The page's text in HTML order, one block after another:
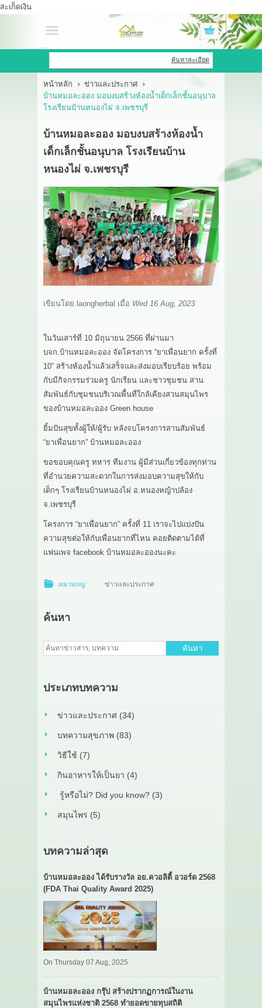
สะเก็ดเงิน
เข้าสู่ระบบ สมัครสมาชิก
สินค้าที่สนใจ( 0 )
OEM HUB
HERBBRIGHT WELLNESS
GREEN HOUSE
เกี่ยวกับเรา
ติดต่อเรา
ค้นหาละเอียด
หน้าหลัก
ข่าวและประกาศ
บ้านหมอละออง มอบงบสร้างห้องน้ำเด็กเล็กชั้นอนุบาล
โรงเรียนบ้านหนองไผ่ จ.เพชรบุรี
บ้านหมอละออง มอบงบสร้างห้องน้ำ
เด็กเล็กชั้นอนุบาล โรงเรียนบ้าน
หนองไผ่ จ.เพชรบุรี
เขียนโดย laongherbal เมื่อ Wed 16 Aug, 2023
ในวันเสาร์ที่ 10 มิถุนายน 2566 ที่ผ่านมา
บจก.บ้านหมอละออง จัดโครงการ “ยาเพื่อนยาก ครั้งที่
10” สร้างห้องน้ำแล้วเสร็จและส่งมอบเรียบร้อย พร้อม
กับมีกิจกรรมร่วมครู นักเรียน และชาวชุมชน สาน
สัมพันธ์กับชุมชนบริเวณพื้นที่ใกล้เคียงสวนสมุนไพร
ของบ้านหมอละออง Green house
ยิ้มปันสุขทั้งผู้ให้/ผู้รับ หลังจบโครงการสานสัมพันธ์
“ยาเพื่อนยาก” บ้านหมอละออง
ขอขอบคุณครู ทหาร ทีมงาน ผู้มีส่วนเกี่ยวข้องทุกท่าน
ที่อำนวยความสะดวกในการส่งมอบความสุขให้กับ
เด็กๆ โรงเรียนบ้านหนองไผ่ อ.หนองหญ้าปล้อง
จ.เพชรบุรี
โครงการ “ยาเพื่อนยาก” ครั้งที่ 11 เราจะไปแบ่งปัน
ความสุขต่อให้กับเพื่อนยากที่ไหน คอยติดตามได้ที่
แฟนเพจ facebook บ้านหมอละอองนะคะ
หมวดหมู่ ข่าวและประกาศ
ค้นหา
ค้นหา
ประเภทบทความ
ข่าวและประกาศ (34)
บทความสุขภาพ (83)
วิธีใช้ (7)
กินอาหารให้เป็นยา (4)
รู้หรือไม่? Did you know? (3)
สมุนไพร (5)
บทความล่าสุด
บ้านหมอละออง ได้รับรางวัล อย.ควอลิตี้ อวอร์ด 2568
(FDA Thai Quality Award 2025)
On Thursday 07 Aug, 2025
บ้านหมอละออง กรุ๊ป สร้างปรากฏการณ์ในงาน
สมุนไพรแห่งชาติ 2568 ทำยอดขายทุบสถิติ